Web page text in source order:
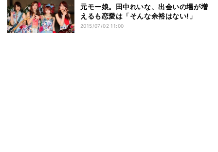
元モー娘。田中れいな、出会いの場が増
えるも恋愛は「そんな余裕はない!」
2015/07/02 11:00